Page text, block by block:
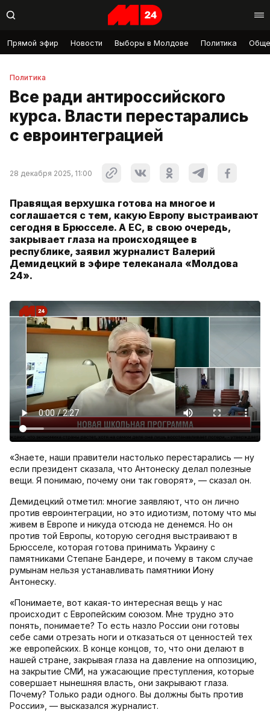
Прямой эфир Новости Выборы в Молдове Политика
Политика
Все ради антироссийского
курса. Власти перестарались
с евроинтеграцией
28 декабря 2025, 11:00
Правящая верхушка готова на многое и
соглашается с тем, какую Европу выстраивают
сегодня в Брюсселе. А ЕС, в свою очередь,
закрывает глаза на происходящее в
республике, заявил журналист Валерий
Демидецкий в эфире телеканала «Молдова
24».
«Знаете, наши правители настолько перестарались — ну
если президент сказала, что Антонеску делал полезные
вещи. Я понимаю, почему они так говорят», — сказал он.
Демидецкий отметил: многие заявляют, что он лично
против евроинтеграции, но это идиотизм, потому что мы
живем в Европе и никуда отсюда не денемся. Но он
против той Европы, которую сегодня выстраивают в
Брюсселе, которая готова принимать Украину с
памятниками Степане Бандере, и почему в таком случае
румынам нельзя устанавливать памятники Иону
Антонеску.
«Понимаете, вот какая-то интересная вещь у нас
происходит с Европейским союзом. Мне трудно это
понять, понимаете? То есть назло России они готовы
себе сами отрезать ноги и отказаться от ценностей тех
же европейских. В конце концов, то, что они делают в
нашей стране, закрывая глаза на давление на оппозицию,
на закрытие СМИ, на ужасающие преступления, которые
совершает нынешняя власть, они закрывают глаза.
Почему? Только ради одного. Вы должны быть против
России», — высказался журналист.